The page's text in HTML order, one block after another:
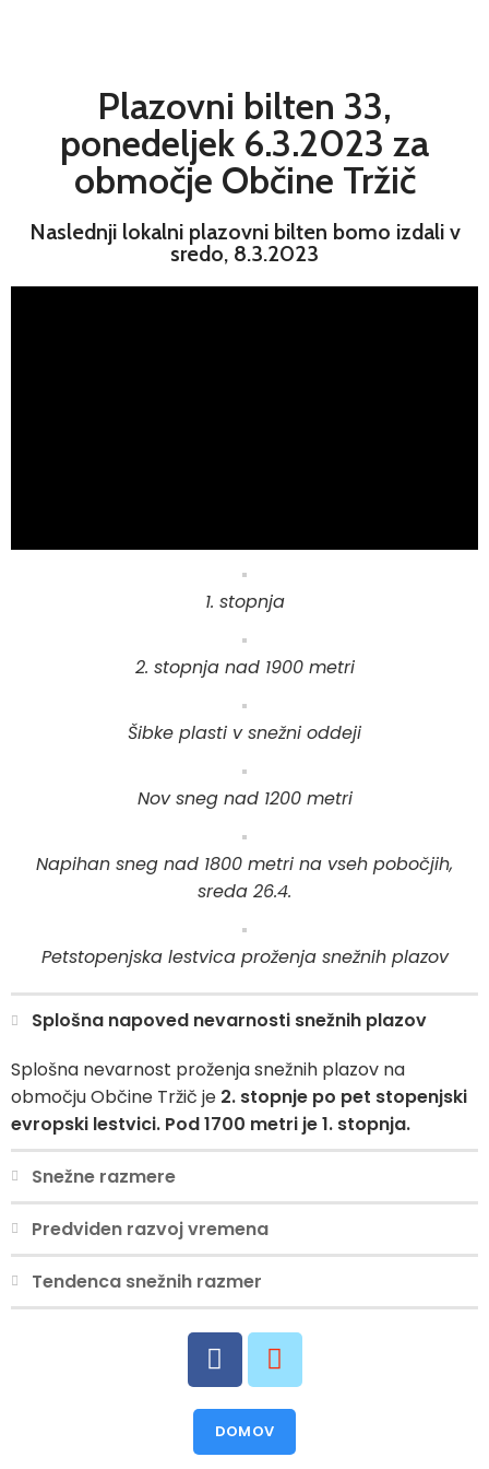
Plazovni bilten 33,
ponedeljek 6.3.2023 za
območje Občine Tržič
Naslednji lokalni plazovni bilten bomo izdali v
sredo, 8.3.2023
1. stopnja
2. stopnja nad 1900 metri
Šibke plasti v snežni oddeji
Nov sneg nad 1200 metri
Napihan sneg nad 1800 metri na vseh pobočjih,
sreda 26.4.
Petstopenjska lestvica proženja snežnih plazov
Splošna napoved nevarnosti snežnih plazov
Splošna nevarnost proženja snežnih plazov na
območju Občine Tržič je 2. stopnje po pet stopenjski
evropski lestvici. Pod 1700 metri je 1. stopnja.
Snežne razmere
Predviden razvoj vremena
Tendenca snežnih razmer
DOMOV